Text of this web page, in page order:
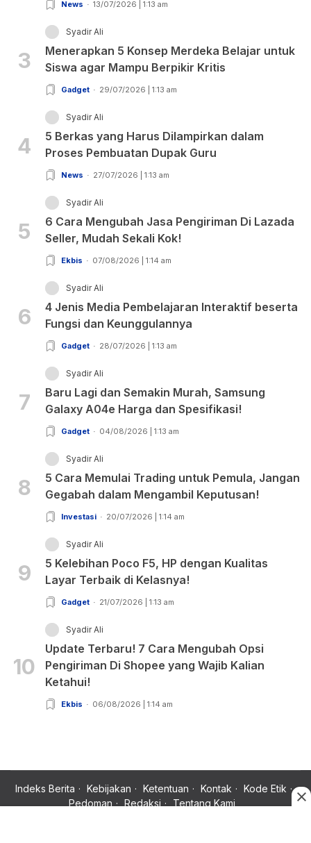
News 13/07/2026 | 1:13 am
3
Syadir Ali
Menerapkan 5 Konsep Merdeka Belajar untuk
Siswa agar Mampu Berpikir Kritis
Gadget 29/07/2026 | 1:13 am
4
Syadir Ali
5 Berkas yang Harus Dilampirkan dalam
Proses Pembuatan Dupak Guru
News 27/07/2026 | 1:13 am
5
Syadir Ali
6 Cara Mengubah Jasa Pengiriman Di Lazada
Seller, Mudah Sekali Kok!
Ekbis 07/08/2026 | 1:14 am
6
Syadir Ali
4 Jenis Media Pembelajaran Interaktif beserta
Fungsi dan Keunggulannya
Gadget 28/07/2026 | 1:13 am
7
Syadir Ali
Baru Lagi dan Semakin Murah, Samsung
Galaxy A04e Harga dan Spesifikasi!
Gadget 04/08/2026 | 1:13 am
8
Syadir Ali
5 Cara Memulai Trading untuk Pemula, Jangan
Gegabah dalam Mengambil Keputusan!
Investasi 20/07/2026 | 1:14 am
9
Syadir Ali
5 Kelebihan Poco F5, HP dengan Kualitas
Layar Terbaik di Kelasnya!
Gadget 21/07/2026 | 1:13 am
10
Syadir Ali
Update Terbaru! 7 Cara Mengubah Opsi
Pengiriman Di Shopee yang Wajib Kalian
Ketahui!
Ekbis 06/08/2026 | 1:14 am
Indeks Berita Kebijakan Ketentuan Kontak
Kode Etik
Pedoman
Redaksi Tentang Kami